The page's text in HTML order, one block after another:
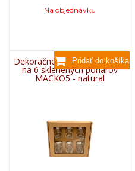
Na objednávku
Dekoračné papierové balenie
na 6 sklenených pohárov
MACKO5 - natural